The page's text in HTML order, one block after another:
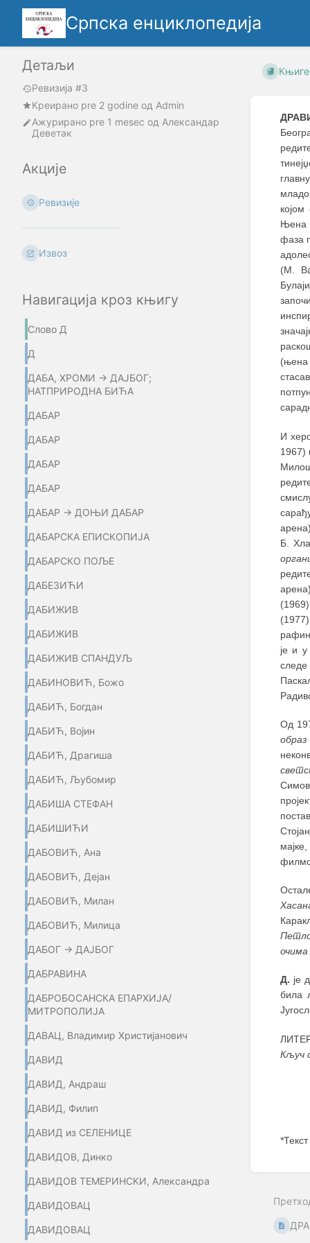
Српска енциклопедија
Детаљи
Ревизија #3
Креирано pre 2 godine oд Admin
Ажурирано pre 1 mesec од Александар
Деветак
Акције
Ревизије
Извоз
Навигација кроз књигу
Слово Д
Д
ДАБА, ХРОМИ → ДАЈБОГ;
НАТПРИРОДНА БИЋА
ДАБАР
ДАБАР
ДАБАР
ДАБАР
ДАБАР → ДОЊИ ДАБАР
ДАБАРСКА ЕПИСКОПИЈА
ДАБАРСКО ПОЉЕ
ДАБЕЗИЋИ
ДАБИЖИВ
ДАБИЖИВ
ДАБИЖИВ СПАНДУЉ
ДАБИНОВИЋ, Божо
ДАБИЋ, Богдан
ДАБИЋ, Војин
ДАБИЋ, Драгиша
ДАБИЋ, Љубомир
ДАБИША СТЕФАН
ДАБИШИЋИ
ДАБОВИЋ, Ана
ДАБОВИЋ, Дејан
ДАБОВИЋ, Милан
ДАБОВИЋ, Милица
ДАБОГ → ДАЈБОГ
ДАБРАВИНА
ДАБРОБОСАНСКА ЕПАРХИЈА/
МИТРОПОЛИЈА
ДАВАЦ, Владимир Христијанович
ДАВИД
ДАВИД, Андраш
ДАВИД, Филип
ДАВИД из СЕЛЕНИЦЕ
ДАВИДОВ, Динко
ДАВИДОВ ТЕМЕРИНСКИ, Александра
ДАВИДОВАЦ
ДАВИДОВАЦ
Књиге
Њенa
фаза
(М.
(њена
И
1967)
Б.
је и
Од
образ
очима
Д. је
била
Кључ
mode